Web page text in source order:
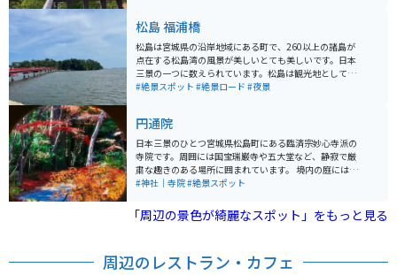
できます。大高森は気軽に日帰りで楽しめる山で、麓に
は休憩所があり、バイクの駐車も可能です。
松島 福浦橋
松島は宮城県の沿岸地域にある町で、260以上の諸島が
点在する松島湾の風景が美しいとても美しいです。日本
三景の一つに数えられています。松島は観光地としても
充実していて、湾内を巡る「松島遊覧船」や名所、グル
する松島は「四大観」と呼ばれる絶景ポイントもあり、
太陽と共演する時間帯には宿泊客に人気があります。ま
た、福浦橋は長い橋であり、夜にはライトアップされて
ます。 福浦橋は、松島に続く全長約250mの赤い橋で
す。広大な太平洋の中に続く長いていく橋の景色が素敵
く橋がより強調され、また違った景色を見ることができ
ます。点灯時間は時期によって変わるので調べてから行
#絶景スポット #絶景ロード #夜景
円通院
日本三景のひとつ宮城県松島町にある臨済宗妙心寺派の
寺院です。周囲には国宝瑞巌寺や五大堂など、静寂で厳
粛な趣きのある場所に囲まれています。 境内の庭には約
350年前に造られた心字の池を中心とし石庭がありま
に色鮮やかな紅葉が見られます。 4つの庭があります。
「雲外天地の庭（石庭）」「遠州の庭」「白華峰西洋の
#神社｜寺院#絶景スポット
「周辺の景色が綺麗なスポット」をもっと見る
周辺のレストラン・カフェ